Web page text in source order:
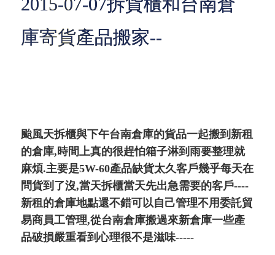
庫寄貨產品搬家--
颱風天拆櫃與下午台南倉庫的貨品一起搬到新租
的倉庫,時間上真的很趕怕箱子淋到雨要整理就
麻煩.主要是5W-60產品缺貨太久客戶幾乎每天在
問貨到了沒,當天拆櫃當天先出急需要的客戶----
新租的倉庫地點還不錯可以自己管理不用委託貿
易商員工管理,從台南倉庫搬過來新倉庫一些產
品破損嚴重看到心理很不是滋味-----